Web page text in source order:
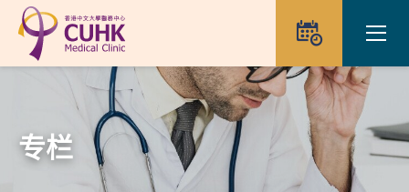
Skip to main content
预约
专栏